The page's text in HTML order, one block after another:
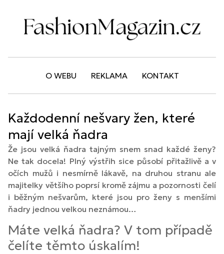
O WEBU REKLAMA KONTAKT
Každodenní nešvary žen, které
mají velká ňadra
Že jsou velká ňadra tajným snem snad každé ženy?
Ne tak docela! Plný výstřih sice působí přitažlivě a v
očích mužů i nesmírně lákavě, na druhou stranu ale
majitelky většího poprsí kromě zájmu a pozornosti čelí
i běžným nešvarům, které jsou pro ženy s menšími
ňadry jednou velkou neznámou…
Máte velká ňadra? V tom případě
čelíte těmto úskalím!